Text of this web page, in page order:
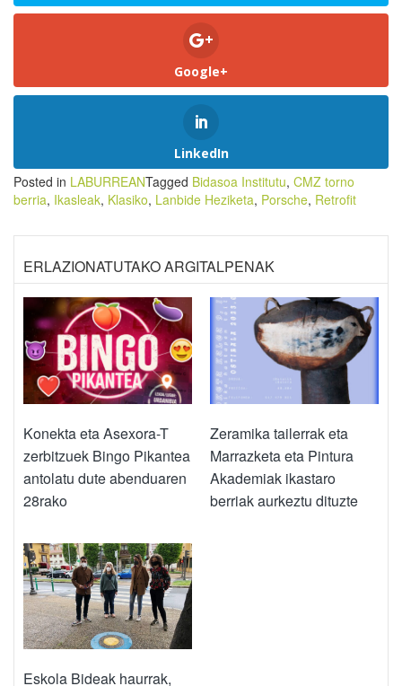
Google+
LinkedIn
Posted in LABURREANTagged Bidasoa Institutu, CMZ torno
berria, Ikasleak, Klasiko, Lanbide Heziketa, Porsche, Retrofit
ERLAZIONATUTAKO ARGITALPENAK
Konekta eta Asexora-T
zerbitzuek Bingo Pikantea
antolatu dute abenduaren
28rako
Zeramika tailerrak eta
Marrazketa eta Pintura
Akademiak ikastaro
berriak aurkeztu dituzte
Eskola Bideak haurrak,